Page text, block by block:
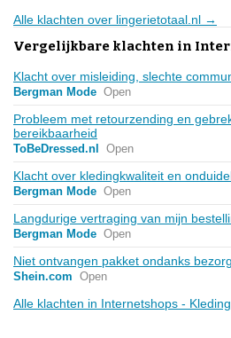
Alle klachten over lingerietotaal.nl →
Vergelijkbare klachten in
Klacht over misleiding, slechte
Bergman Mode Open
Probleem met retourzending en
bereikbaarheid
ToBeDressed.nl Open
Klacht over kledingkwaliteit en
Bergman Mode Open
Langdurige vertraging van mijn
Bergman Mode Open
Niet ontvangen pakket ondanks
Shein.com Open
Alle klachten in Internetshops -